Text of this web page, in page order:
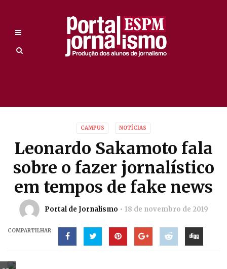
CAMPUS NOTÍCIAS
Leonardo Sakamoto fala
sobre o fazer jornalístico
em tempos de fake news
Portal de Jornalismo 18 de novembro de 2019
COMPARTILHAR